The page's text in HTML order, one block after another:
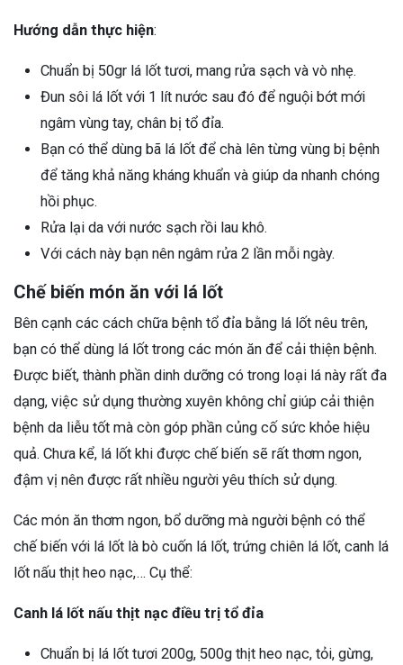
Hướng dẫn thực hiện:
Chuẩn bị 50gr lá lốt tươi, mang rửa sạch và vò nhẹ.
Đun sôi lá lốt với 1 lít nước sau đó để nguội bớt mới
ngâm vùng tay, chân bị tổ đỉa.
Bạn có thể dùng bã lá lốt để chà lên từng vùng bị bệnh
để tăng khả năng kháng khuẩn và giúp da nhanh chóng
hồi phục.
Rửa lại da với nước sạch rồi lau khô.
Với cách này bạn nên ngâm rửa 2 lần mỗi ngày.
Chế biến món ăn với lá lốt
Bên cạnh các cách chữa bệnh tổ đỉa bằng lá lốt nêu trên,
bạn có thể dùng lá lốt trong các món ăn để cải thiện bệnh.
Được biết, thành phần dinh dưỡng có trong loại lá này rất đa
dạng, việc sử dụng thường xuyên không chỉ giúp cải thiện
bệnh da liễu tốt mà còn góp phần củng cố sức khỏe hiệu
quả. Chưa kể, lá lốt khi được chế biến sẽ rất thơm ngon,
đậm vị nên được rất nhiều người yêu thích sử dụng.
Các món ăn thơm ngon, bổ dưỡng mà người bệnh có thể
chế biến với lá lốt là bò cuốn lá lốt, trứng chiên lá lốt, canh lá
lốt nấu thịt heo nạc,… Cụ thể:
Canh lá lốt nấu thịt nạc điều trị tổ đỉa
Chuẩn bị lá lốt tươi 200g, 500g thịt heo nạc, tỏi, gừng,